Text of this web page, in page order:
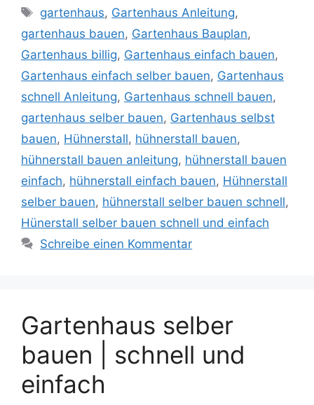
Schlagwörter
gartenhaus, Gartenhaus Anleitung,
gartenhaus bauen, Gartenhaus Bauplan,
Gartenhaus billig, Gartenhaus einfach bauen,
Gartenhaus einfach selber bauen, Gartenhaus
schnell Anleitung, Gartenhaus schnell bauen,
gartenhaus selber bauen, Gartenhaus selbst
bauen, Hühnerstall, hühnerstall bauen,
hühnerstall bauen anleitung, hühnerstall bauen
einfach, hühnerstall einfach bauen, Hühnerstall
selber bauen, hühnerstall selber bauen schnell,
Hünerstall selber bauen schnell und einfach
Schreibe einen Kommentar
Gartenhaus selber
bauen | schnell und
einfach